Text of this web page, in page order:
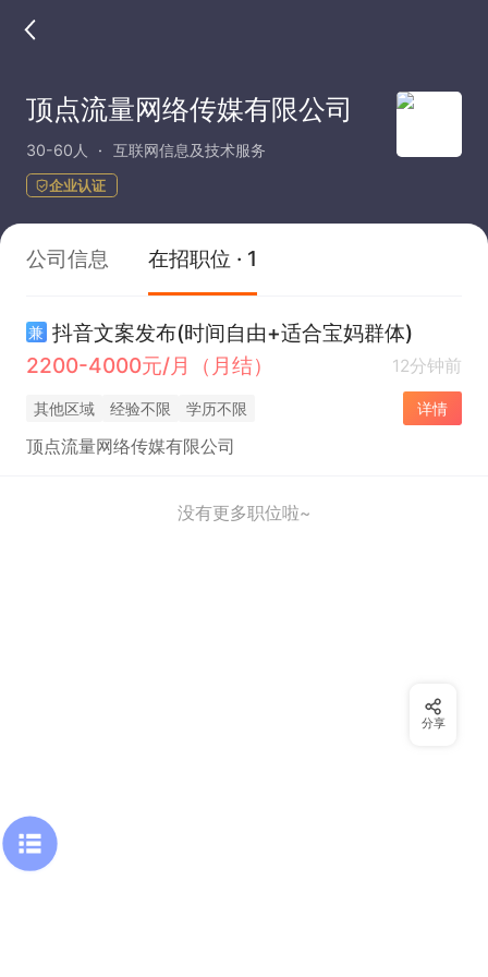
顶点流量网络传媒有限公司
30-60人 互联网信息及技术服务
企业认证
公司信息 在招职位 · 1
兼 抖音文案发布(时间自由+适合宝妈群体)
2200-4000元/月（月结）
12分钟前
其他区域 经验不限 学历不限 详情
顶点流量网络传媒有限公司
没有更多职位啦~
分享